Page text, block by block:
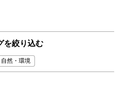
を絞り込む
自然・環境